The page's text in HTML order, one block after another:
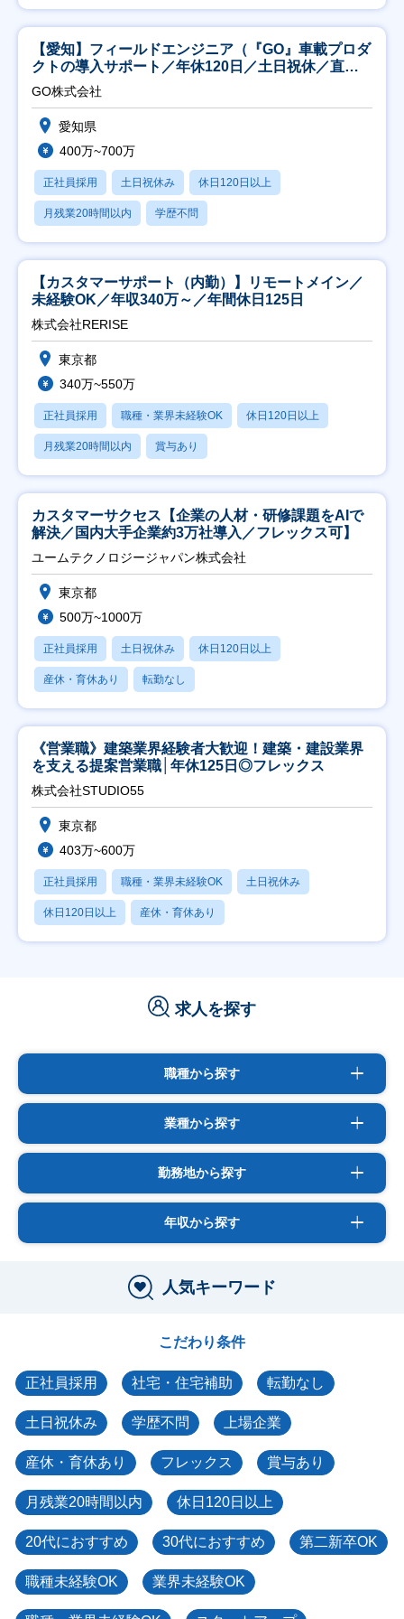
【愛知】フィールドエンジニア（『GO』車載プロダ
クトの導入サポート／年休120日／土日祝休／直行
直帰
GO株式会社
愛知県
400万~700万
正社員採用 土日祝休み 休日120日以上
月残業20時間以内 学歴不問
【カスタマーサポート（内勤）】リモートメイン／
未経験OK／年収340万～／年間休日125日
株式会社RERISE
東京都
340万~550万
正社員採用 職種・業界未経験OK 休日120日以上
月残業20時間以内 賞与あり
カスタマーサクセス【企業の人材・研修課題をAIで
解決／国内大手企業約3万社導入／フレックス可】
ユームテクノロジージャパン株式会社
東京都
500万~1000万
正社員採用 土日祝休み 休日120日以上
産休・育休あり 転勤なし
《営業職》建築業界経験者大歓迎！建築・建設業界
を支える提案営業職│年休125日◎フレックス
株式会社STUDIO55
東京都
403万~600万
正社員採用 職種・業界未経験OK 土日祝休み
休日120日以上 産休・育休あり
求人を探す
職種から探す
業種から探す
勤務地から探す
年収から探す
人気キーワード
こだわり条件
正社員採用 社宅・住宅補助 転勤なし
土日祝休み 学歴不問 上場企業
産休・育休あり フレックス 賞与あり
月残業20時間以内 休日120日以上
20代におすすめ 30代におすすめ 第二新卒OK
職種未経験OK 業界未経験OK